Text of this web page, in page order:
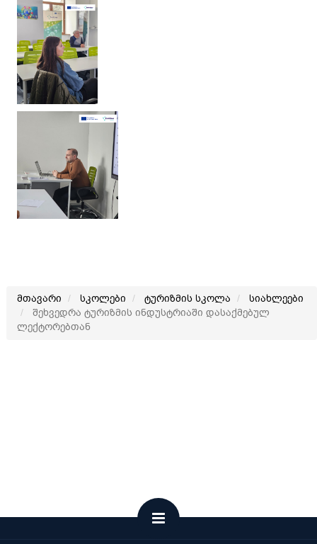
მთავარი სკოლები ტურიზმის სკოლა
სიახლეები
შეხვედრა ტურიზმის ინდუსტრიაში დასაქმებულ
ლექტორებთან